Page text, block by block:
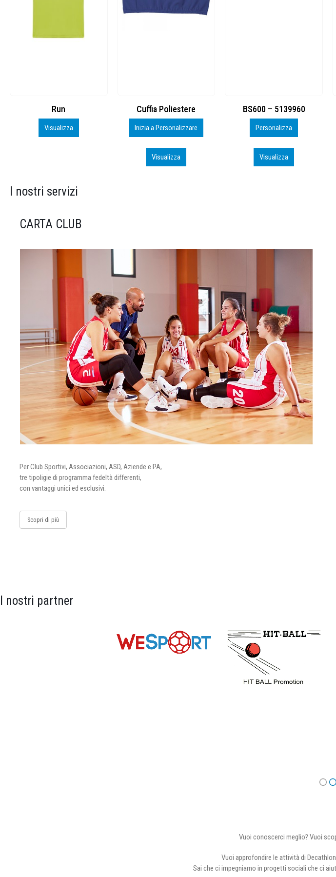
Cuffia Poliestere
Inizia a Personalizzare
BS600 – 5139960
Personalizza
Visualizza
Toppe ricamate in HD
Personalizza
Visualizza
I nostri servizi
CARTA CLUB
Per Club Sportivi, Associazioni, ASD, Aziende e PA,
tre tipoligie di programma fedeltà differenti,
con vantaggi unici ed esclusivi.
Scopri di più
I nostri partner
Vuoi conoscerci meglio? Vuoi
Vuoi approfondire le attività di
Sai che ci impegniamo in progetti sociali che ci